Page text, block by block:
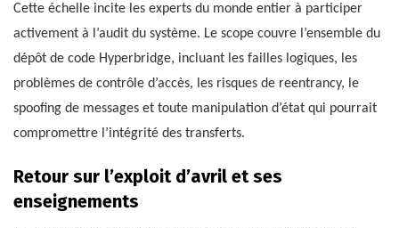
Cette échelle incite les experts du monde entier à participer
activement à l’audit du système. Le scope couvre l’ensemble du
dépôt de code Hyperbridge, incluant les failles logiques, les
problèmes de contrôle d’accès, les risques de reentrancy, le
spoofing de messages et toute manipulation d’état qui pourrait
compromettre l’intégrité des transferts.
Retour sur l’exploit d’avril et ses
enseignements